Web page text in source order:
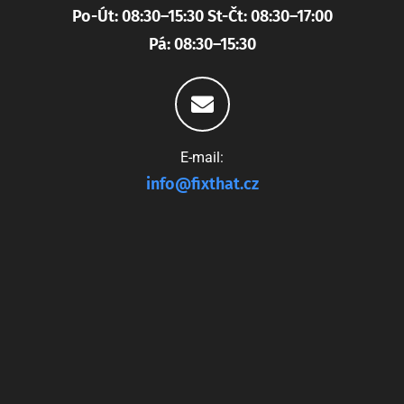
Po-Út: 08:30–15:30 St-Čt: 08:30–17:00
Pá: 08:30–15:30
E-mail:
info@fixthat.cz